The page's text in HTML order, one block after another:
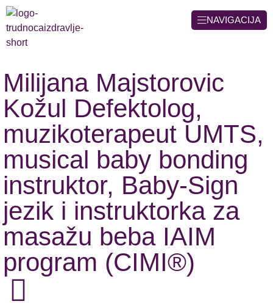
NAVIGACIJA
Milijana Majstorovic
Kožul Defektolog,
muzikoterapeut UMTS,
musical baby bonding
instruktor, Baby-Sign
jezik i instruktorka za
masažu beba IAIM
program (CIMI®)